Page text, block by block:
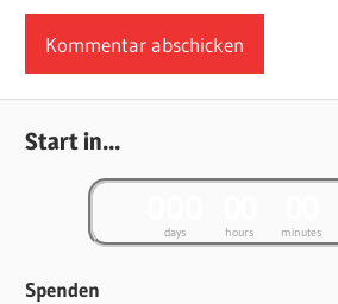
Start in...
days hours minutes
Spenden